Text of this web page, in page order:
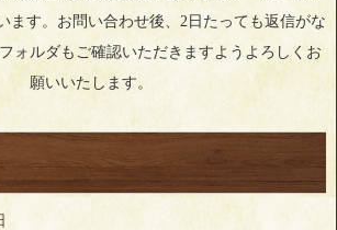
ます。お問い合わせ後、2日たっても返信がな
ォルダもご確認いただきますようよろしくお
願いいたします。